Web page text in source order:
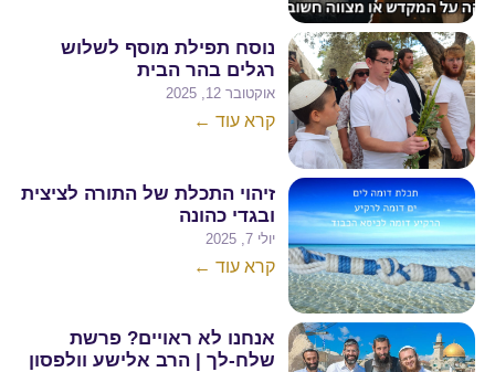
נוסח תפילת מוסף לשלוש
רגלים בהר הבית
אוקטובר 12, 2025
קרא עוד ←
זיהוי התכלת של התורה לציצית
ובגדי כהונה
יולי 7, 2025
קרא עוד ←
אנחנו לא ראויים? פרשת
שלח-לך | הרב אלישע וולפסון